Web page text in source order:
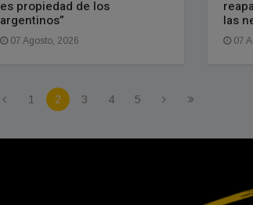
es propiedad de los
argentinos”
07 Agosto, 2026
las
07
1 2 3 4 5